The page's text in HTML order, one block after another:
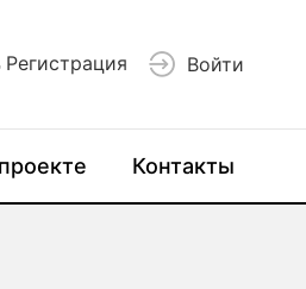
Регистрация Войти
Контакты